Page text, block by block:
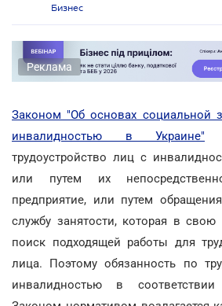
Бизнес
Реклама
Законом "Об основах социальной
инвалидностью в Украине"
трудоустройство лиц с
или путем их
предприятие, или путем
службу занятости, которая в свою
поиск подходящей работы для
лица. Поэтому обязанность по
инвалидностью в